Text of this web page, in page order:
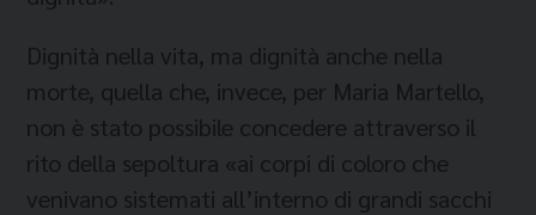
Dignità nella vita, ma dignità anche nella
morte, quella che, invece, per Maria Martello,
non è stato possibile concedere attraverso il
rito della sepoltura «ai corpi di coloro che
venivano sistemati all’interno di grandi sacchi